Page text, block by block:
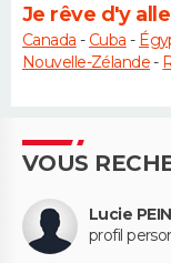
Je rêve d'y
Canada - Cuba -
Nouvelle-Zélande-
VOUS
Lucie
profil